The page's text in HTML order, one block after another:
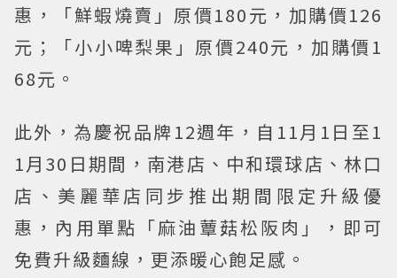
惠，「鮮蝦燒賣」原價180元，加購價126
元；「小小啤梨果」原價240元，加購價1
68元。
此外，為慶祝品牌12週年，自11月1日至1
1月30日期間，南港店、中和環球店、林口
店、美麗華店同步推出期間限定升級優
惠，內用單點「麻油蕈菇松阪肉」，即可
免費升級麵線，更添暖心飽足感。